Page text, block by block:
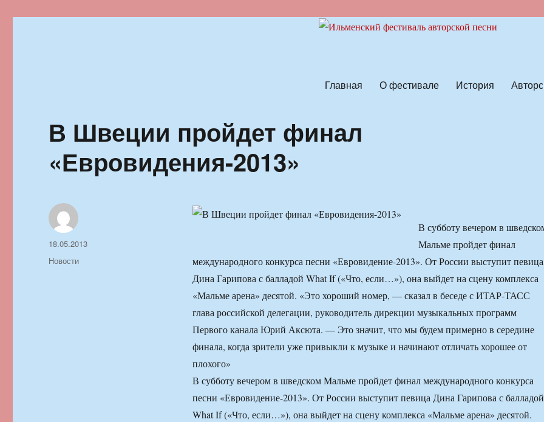
Главная О фестивале История
В Швеции пройдет финал
«Евровидения-2013»
В субботу вечером в
Мальме пройдет финал
международного конкурса песни «Евровидение-2013». От России выступит певица
Дина Гарипова с балладой What If («Что, если…»), она выйдет на сцену комплекса
«Мальме арена» десятой. «Это хороший номер, — сказал в беседе с ИТАР-ТАСС
глава российской делегации, руководитель дирекции музыкальных программ
Первого канала Юрий Аксюта. — Это значит, что мы будем примерно в середине
финала, когда зрители уже привыкли к музыке и начинают отличать хорошее от
плохого»
В субботу вечером в шведском Мальме пройдет финал международного конкурса
песни «Евровидение-2013». От России выступит певица Дина Гарипова с балладой
What If («Что, если…»), она выйдет на сцену комплекса «Мальме арена» десятой.
Автор
Опубликовано
18.05.2013
Рубрики
Новости